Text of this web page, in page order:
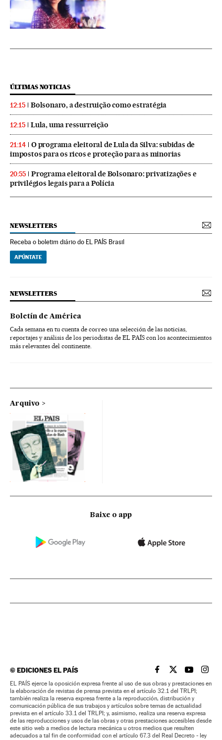
ÚLTIMAS NOTICIAS
12:15 Bolsonaro, a destruição como estratégia
12:15 Lula, uma ressurreição
21:14
O programa eleitoral de Lula da Silva: subidas de
impostos para os ricos e proteção para as minorias
20:55
Programa eleitoral de Bolsonaro: privatizações e
privilégios legais para a Polícia
NEWSLETTERS
Receba o boletim diário do EL PAÍS Brasil
APÚNTATE
NEWSLETTERS
Boletín de América
Cada semana en tu cuenta de correo una selección de las noticias,
reportajes y análisis de los periodistas de EL PAÍS con los acontecimientos
más relevantes del continente.
Arquivo
Baixe o app
©EDICIONES EL PAÍS EL PAÍS BRASIL EN
EL PAÍSEL PAÍS
EL
EL PAÍS ejerce la oposición expresa frente al uso de sus obras y prestaciones en
la elaboración de revistas de prensa prevista en el artículo 32.1 del TRLPI;
también realiza la reserva expresa frente a la reproducción, distribución y
comunicación pública de sus trabajos y artículos sobre temas de actualidad
prevista en el artículo 33.1 del TRLPI; y, asimismo, realiza una reserva expresa
de las reproducciones y usos de las obras y otras prestaciones accesibles desde
este sitio web a medios de lectura mecánica u otros medios que resulten
adecuados a tal fin de conformidad con el artículo 67.3 del Real Decreto - ley